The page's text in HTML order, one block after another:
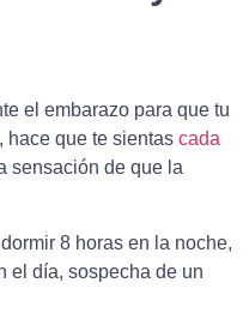
el embarazo para que tu
hace que te sientas cada
sensación de que la
8 horas en la noche,
el día, sospecha de un